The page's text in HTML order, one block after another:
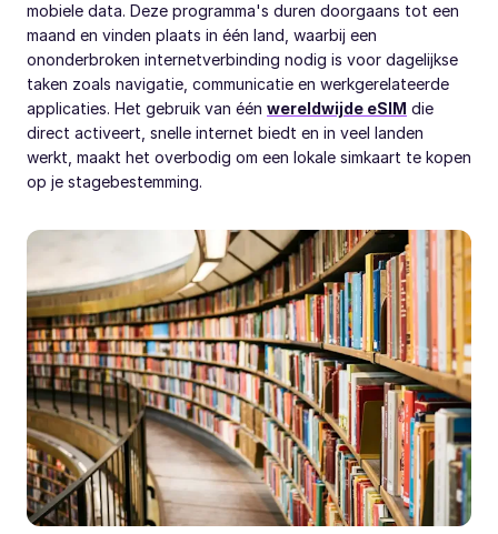
mobiele data. Deze programma's duren doorgaans tot een
maand en vinden plaats in één land, waarbij een
ononderbroken internetverbinding nodig is voor dagelijkse
taken zoals navigatie, communicatie en werkgerelateerde
applicaties. Het gebruik van één wereldwijde eSIM die
direct activeert, snelle internet biedt en in veel landen
werkt, maakt het overbodig om een lokale simkaart te kopen
op je stagebestemming.